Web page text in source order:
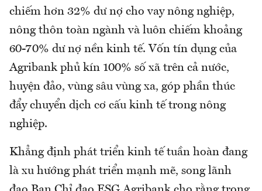
chiếm hơn 32% dư nợ cho vay nông nghiệp,
nông thôn toàn ngành và luôn chiếm khoảng
60-70% dư nợ nền kinh tế. Vốn tín dụng của
Agribank phủ kín 100% số xã trên cả nước,
huyện đảo, vùng sâu vùng xa, góp phần thúc
đẩy chuyển dịch cơ cấu kinh tế trong nông
nghiệp.
Khẳng định phát triển kinh tế tuần hoàn đang
là xu hướng phát triển mạnh mẽ, song lãnh